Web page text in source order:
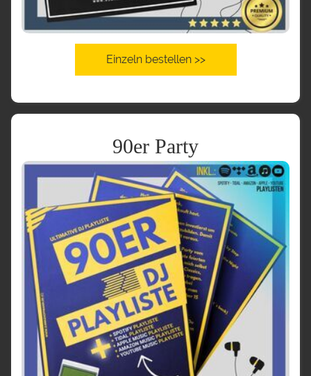
Einzeln bestellen >>
90er Party